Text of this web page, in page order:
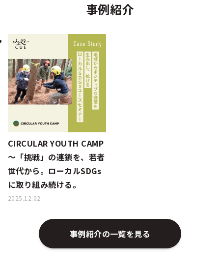
事例紹介
CIRCULAR YOUTH CAMP
～「挑戦」の連鎖を、若者
世代から。ローカルSDGs
に取り組み続ける。
2025.12.02
事例紹介の一覧を見る